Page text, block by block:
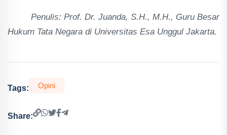
Penulis: Prof. Dr. Juanda, S.H., M.H., Guru Besar
Hukum Tata Negara di Universitas Esa Unggul Jakarta.
Tags: Opini
Share: